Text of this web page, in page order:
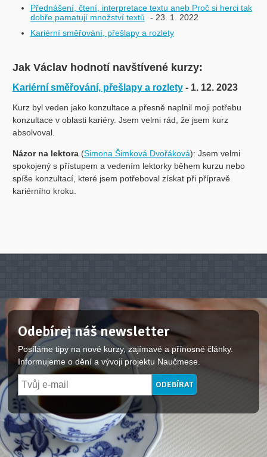
Přednášení, čtení, interpretace textu aneb Proč si herci tak
dobře pamatují množství textů
- 23. 1. 2022
Kariérní směřování, přešlapy a rozlety
Jak Václav hodnotí navštívené kurzy:
Kariérní směřování, přešlapy a rozlety - 1. 12. 2023
Kurz byl veden jako konzultace a přesně naplnil moji potřebu
konzultace v oblasti kariéry. Jsem velmi rád, že jsem kurz
absolvoval.
Názor na lektora(Simona Šimková Dvořáková): Jsem velmi
spokojený s přístupem a vedením lektorky během kurzu nebo
spíše konzultací, které jsem potřeboval získat při přípravě
kariérního kroku.
Odebírej náš newsletter
Posíláme tipy na nové kurzy, zajímavé a přínosné články.
Informujeme o dění a vývoji projektu Naučmese.